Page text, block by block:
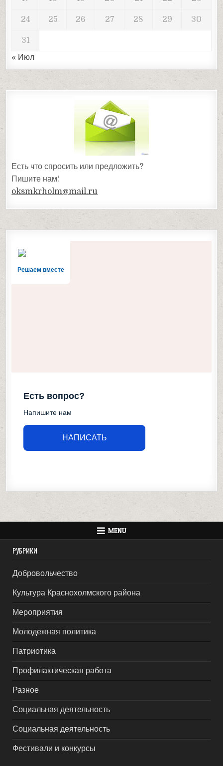
24 25 26 27 28 29 30
31
« Июл
Есть что спросить или предложить?
Пишите нам!
oksmkrholm@mail.ru
Решаем вместе
Есть вопрос?
Напишите нам
НАПИСАТЬ
MENU
РУБРИКИ
Добровольчество
Культура Краснохолмского района
Мероприятия
Молодежная политика
Патриотика
Профилактическая работа
Разное
Социальная деятельность
Социальная деятельность
Фестивали и конкурсы